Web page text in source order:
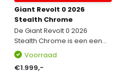
Giant Revolt 0 2026
Stealth Chrome
De Giant Revolt 0 2026
Stealth Chrome is een een...
Voorraad
€1.999,-